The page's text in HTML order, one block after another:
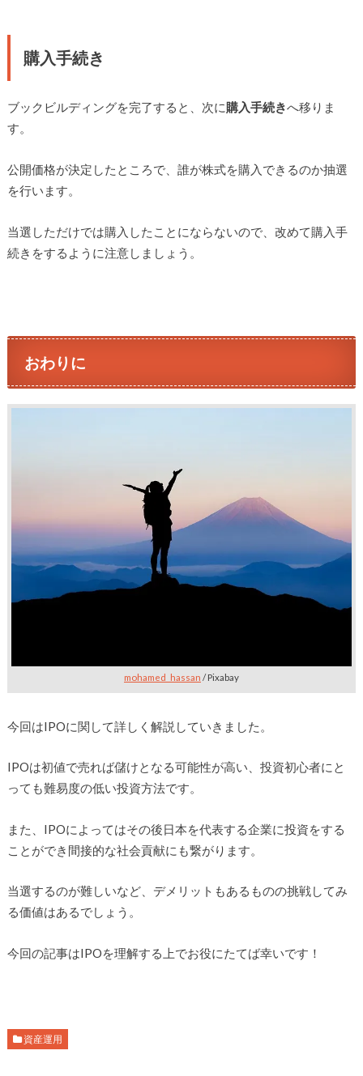
購入手続き
ブックビルディングを完了すると、次に 購入手続きへ移りま
す。
公開価格が決定したところで、誰が株式を購入できるのか抽選
を行います。
当選しただけでは購入したことにならないので、改めて購入手
続きをするように注意しましょう。
おわりに
mohamed_hassan / Pixabay
今回はIPOに関して詳しく解説していきました。
IPOは初値で売れば儲けとなる可能性が高い、投資初心者にと
っても難易度の低い投資方法です。
また、IPOによってはその後日本を代表する企業に投資をする
ことができ間接的な社会貢献にも繋がります。
当選するのが難しいなど、デメリットもあるものの挑戦してみ
る価値はあるでしょう。
今回の記事はIPOを理解する上でお役にたてば幸いです！
資産運用